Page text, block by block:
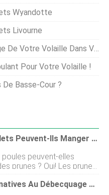
Wyandotte
Livourne
Volaille Dans Votre Jardin
Pour Votre Volaille !
Basse-Cour ?
Les Poulets Peuvent-Ils Manger Des Prunes ?
poules peuvent-elles
prunes ? Oui! Les prunes
fruits sucrés et juteux.
poules prendront plaisir à10 Alternatives Au Débecquage De La Volaille